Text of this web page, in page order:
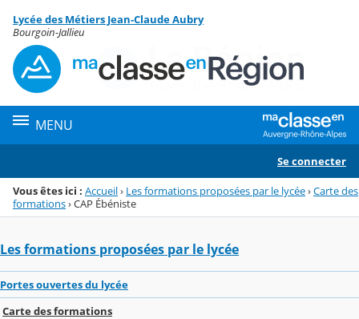
Menu de la rubrique
Contenu
Lycée des Métiers Jean-Claude Aubry
Bourgoin-Jallieu
MENU
Se connecter
Vous êtes ici : Accueil› Les formations proposées par le lycée›Carte des
formations›CAP Ébéniste
Les formations proposées par le lycée
Portes ouvertes du lycée
Carte des formations